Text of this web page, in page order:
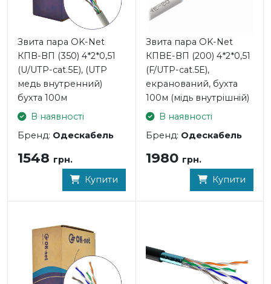
Звита пара OK-Net
КПВ-ВП (350) 4*2*0,51
(U/UTP-cat.5Е), (UTP
медь внутренний)
бухта 100м
В наявності
Бренд: Одескабель
1548 грн.
Купити
Звита пара OK-Net
КПВЕ-ВП (200) 4*2*0,51
(F/UTP-cat.5E),
екранований, бухта
100м (мідь внутрішній)
В наявності
Бренд: Одескабель
1980 грн.
Купити